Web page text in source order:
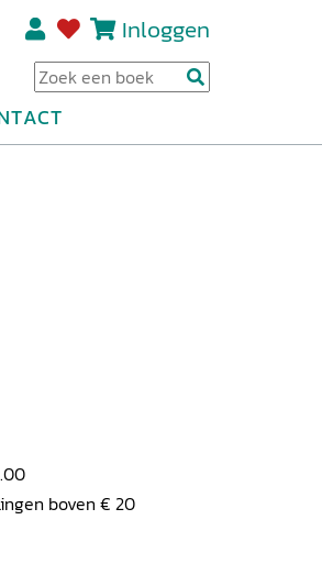
Inloggen
boven € 20